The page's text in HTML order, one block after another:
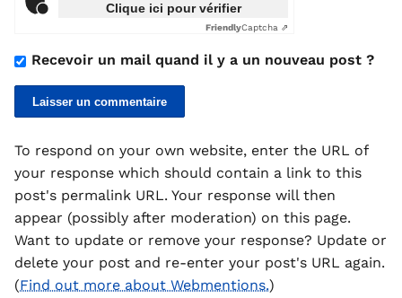
Clique ici pour vérifier
FriendlyCaptcha ⇗
Recevoir un mail quand il y a un nouveau post ?
To respond on your own website, enter the URL of
your response which should contain a link to this
post's permalink URL. Your response will then
appear (possibly after moderation) on this page.
Want to update or remove your response? Update or
delete your post and re-enter your post's URL again.
(Find out more about Webmentions.)